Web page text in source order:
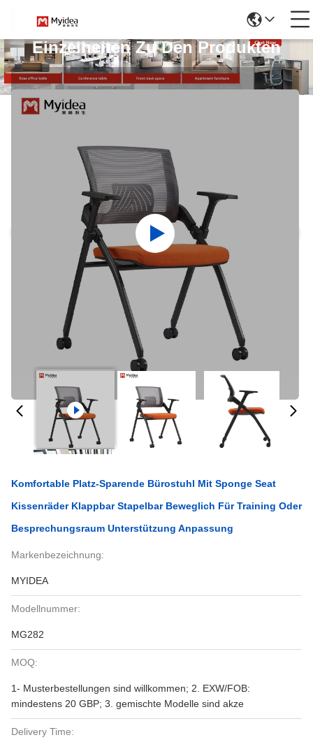
Einzelheiten Zu Den Produkten
Komfortable Platz-Sparende Bürostuhl Mit Sponge Seat
Kissenräder Klappbar Stapelbar Beweglich Für Training Oder
Besprechungsraum Unterstützung Anpassung
Markenbezeichnung:
MYIDEA
Modellnummer:
MG282
MOQ:
1- Musterbestellungen sind willkommen; 2. EXW/FOB:
mindestens 20 GBP; 3. gemischte Modelle sind akze
Delivery Time: